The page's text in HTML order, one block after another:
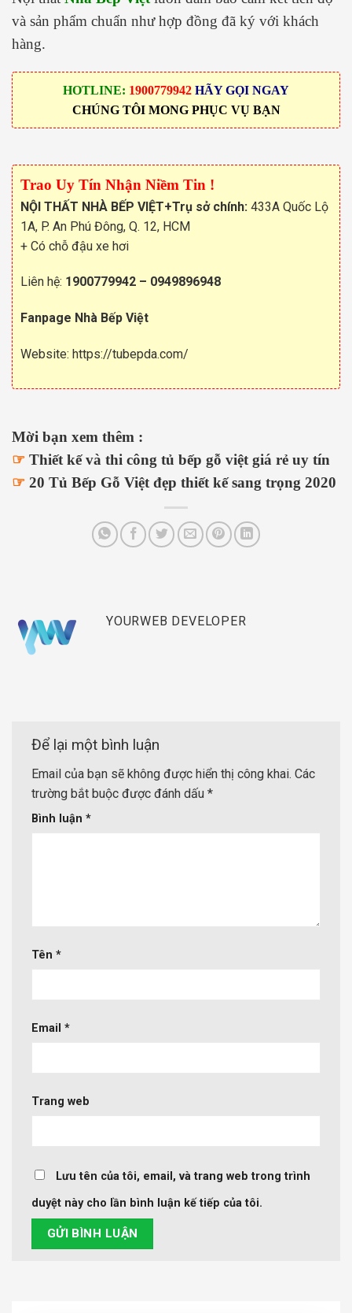
và sản phẩm chuẩn như hợp đồng đã ký với khách
hàng.
HOTLINE: 1900779942 HÃY GỌI NGAY
CHÚNG TÔI MONG PHỤC VỤ BẠN
Trao Uy Tín Nhận Niềm Tin !
NỘI THẤT NHÀ BẾP VIỆT+Trụ sở chính: 433A Quốc Lộ
1A, P. An Phú Đông, Q. 12, HCM
+ Có chỗ đậu xe hơi
Liên hệ: 1900779942 – 0949896948
Fanpage Nhà Bếp Việt
Website: https://tubepda.com/
Mời bạn xem thêm :
☞ Thiết kế và thi công tủ bếp gỗ việt giá rẻ uy tín
☞ 20 Tủ Bếp Gỗ Việt đẹp thiết kế sang trọng 2020
YOURWEB DEVELOPER
Để lại một bình luận
Email của bạn sẽ không được hiển thị công khai. Các
trường bắt buộc được đánh dấu *
Bình luận *
Tên *
Email *
Trang web
Lưu tên của tôi, email, và trang web trong trình
duyệt này cho lần bình luận kế tiếp của tôi.